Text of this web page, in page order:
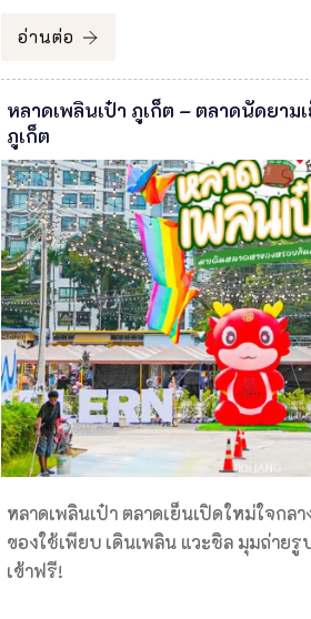
อ่านต่อ
หลาดเพลินเป๋า ภูเก็ต – ตลาดนัดยาม
ภูเก็ต
หลาดเพลินเป๋า ตลาดเย็นเปิดใหม่ใจกล
ของใช้เพียบ เดินเพลิน แวะชิล มุมถ่าย
เข้าฟรี!